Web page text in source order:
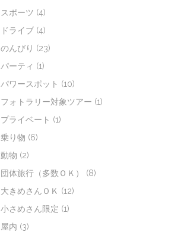
スポーツ (4)
ドライブ (4)
のんびり (23)
パーティ (1)
パワースポット (10)
フォトラリー対象ツアー (1)
プライベート (1)
乗り物 (6)
動物 (2)
団体旅行（多数ＯＫ）
(8)
大きめさんＯＫ (12)
小さめさん限定 (1)
屋内 (3)